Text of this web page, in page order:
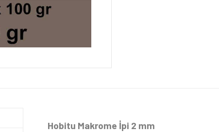
Hobitu Makrome İpi 2 mm